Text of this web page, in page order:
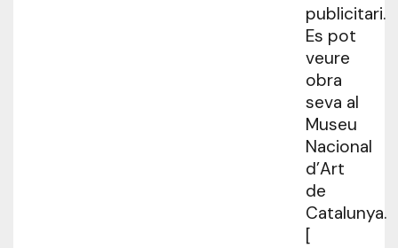
publicitari.
Es pot
veure
obra
seva al
Museu
Nacional
d’Art
de
Catalunya.
[